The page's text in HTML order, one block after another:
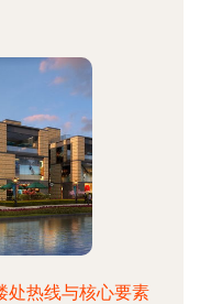
处热线与核心要素